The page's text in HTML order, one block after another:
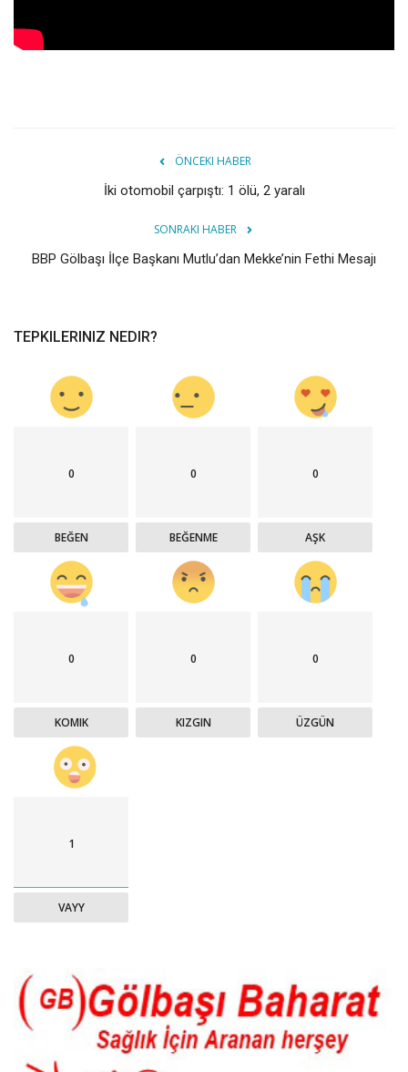
ÖNCEKI HABER
İki otomobil çarpıştı: 1 ölü, 2 yaralı
SONRAKI HABER
BBP Gölbaşı İlçe Başkanı Mutlu’dan Mekke’nin Fethi Mesajı
TEPKILERINIZ NEDIR?
0
BEĞEN
0
BEĞENME
0
AŞK
0
KOMIK
0
KIZGIN
0
ÜZGÜN
1
VAYY